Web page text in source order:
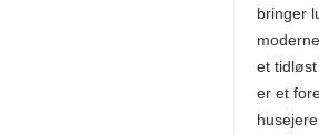
bringer
et
er et